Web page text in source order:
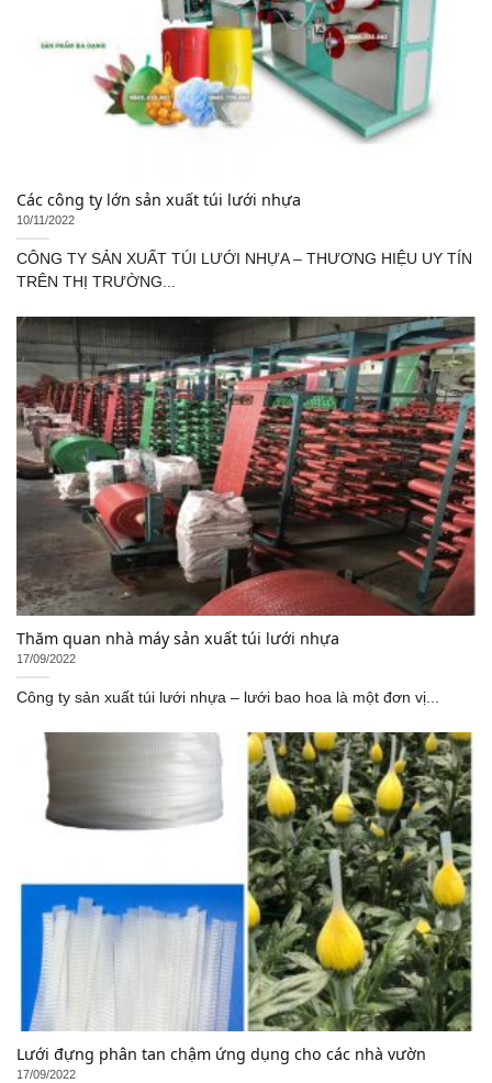
Các công ty lớn sản xuất túi lưới nhựa
10/11/2022
CÔNG TY SẢN XUẤT TÚI LƯỚI NHỰA – THƯƠNG HIỆU UY TÍN
TRÊN THỊ TRƯỜNG...
Thăm quan nhà máy sản xuất túi lưới nhựa
17/09/2022
Công ty sản xuất túi lưới nhựa – lưới bao hoa là một đơn vị...
Lưới đựng phân tan chậm ứng dụng cho các nhà vườn
17/09/2022